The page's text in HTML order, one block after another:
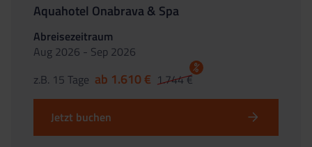
Aquahotel Onabrava & Spa
Abreisezeitraum
Aug 2026 - Sep 2026
z.B. 15 Tage ab 1.610 € 1.744 €
%
Jetzt buchen